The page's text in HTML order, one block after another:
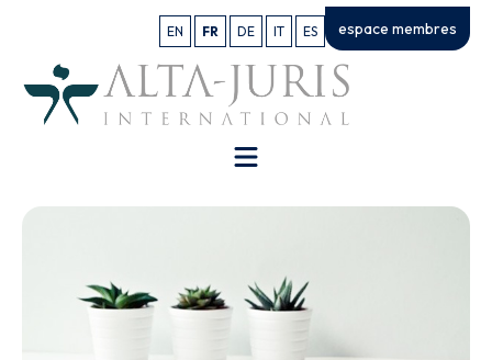
EN FR DE IT ES espace membres